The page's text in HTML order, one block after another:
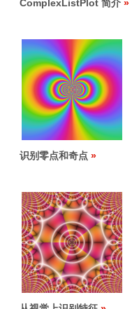
ComplexListPlot 简介
识别零点和奇点